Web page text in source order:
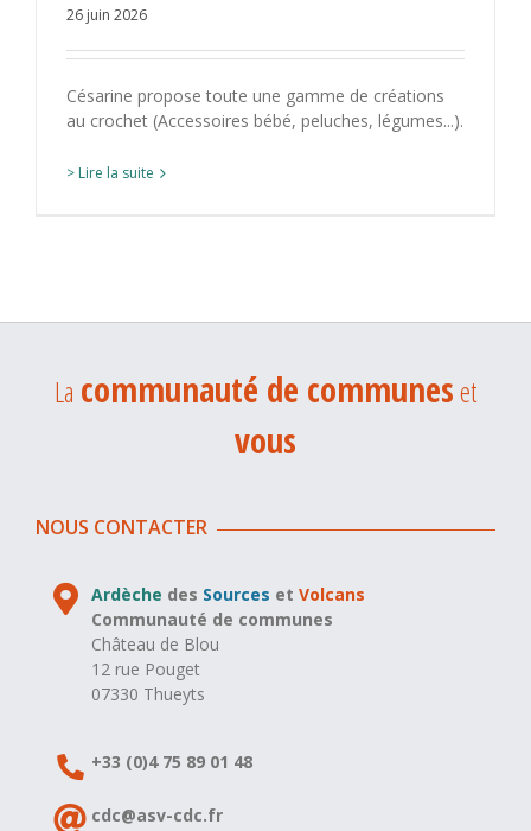
26 juin 2026
Césarine propose toute une gamme de créations
au crochet (Accessoires bébé, peluches, légumes...).
> Lire la suite
La communauté de communeset
vous
NOUS CONTACTER
Ardèche des Sources etVolcans
Communauté de communes
Château de Blou
12 rue Pouget
07330 Thueyts
+33 (0)4 75 89 01 48
cdc@asv-cdc.fr